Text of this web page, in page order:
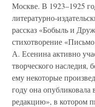
Москве. В 1923–1925
литературно-
рассказ «Бобыль и
стихотворение
А. Есенина активно
творческого наследия,
ему некоторые
году она
редакцию», в котором